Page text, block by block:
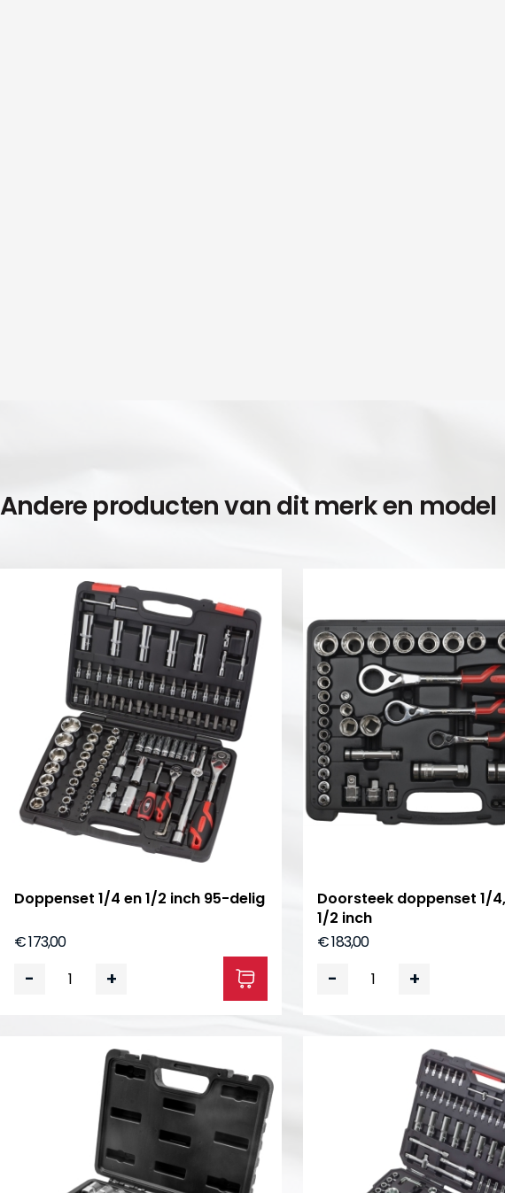
Andere producten van dit merk en model
Doppenset 1/4 en 1/2 inch 95-delig
€ 173,00
- +
Doorsteek doppenset 1/
1/2 inch
€ 183,00
- +